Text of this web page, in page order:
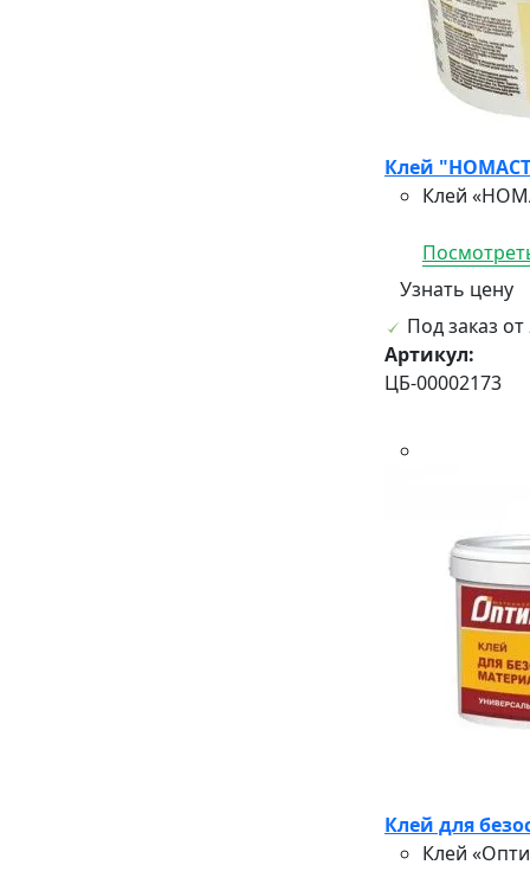
Клей
Клей
Узнать цену
Под заказ от
Артикул:
ЦБ-00002173
Клей для
Клей